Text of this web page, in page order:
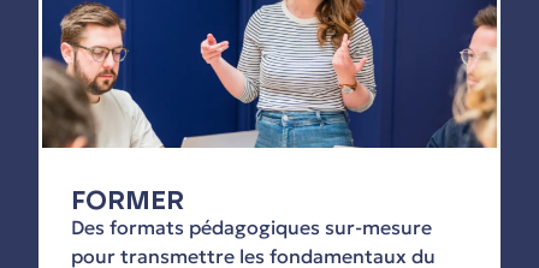
FORMER
Des formats pédagogiques sur-mesure
pour transmettre les fondamentaux du